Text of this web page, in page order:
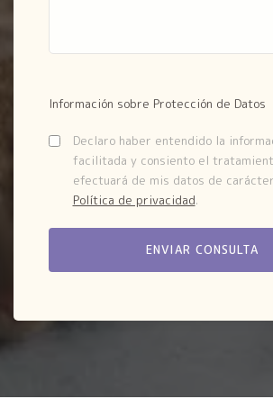
Información sobre Protección de Datos
Declaro haber entendido la
facilitada y consiento el
efectuará de mis datos de
Política de privacidad.